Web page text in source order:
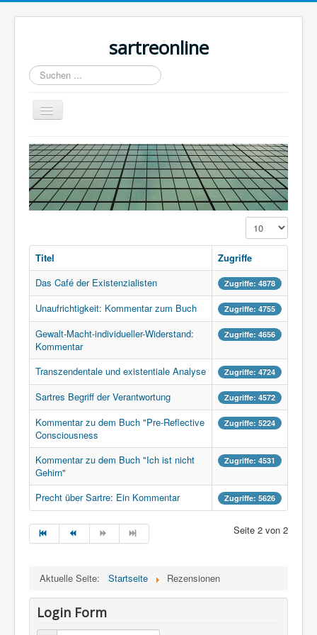
sartreonline
Suchen
...
Navigation
an/aus
Home
Texte
Videos
Rezensionen
Kontakt
Impressum
Anzeige #
Titel
Zugriffe
Das Café der Existenzialisten
Zugriffe: 4878
Unaufrichtigkeit: Kommentar zum Buch Zugriffe: 4755
Gewalt-Macht-individueller-Widerstand:
Kommentar
Zugriffe: 4656
Transzendentale und existentiale Analyse Zugriffe: 4724
Sartres Begriff der Verantwortung Zugriffe: 4572
Kommentar zu dem Buch "Pre-Reflective
Consciousness
Zugriffe: 5224
Kommentar zu dem Buch "Ich ist nicht
Gehirn"
Zugriffe: 4531
Precht über Sartre: Ein Kommentar Zugriffe: 5626
Seite 2 von 2
Aktuelle Seite: Startseite Rezensionen
Login Form